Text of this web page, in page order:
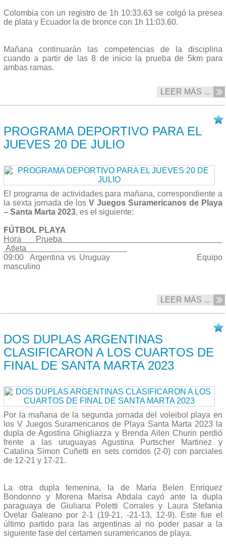
Colombia con un registro de 1h 10:33.63 se colgó la presea
de plata y Ecuador la de bronce con 1h 11:03.60.
Mañana continuarán las competencias de la disciplina
cuando a partir de las 8 de inicio la prueba de 5km para
ambas ramas.
LEER MÁS ...
PROGRAMA DEPORTIVO PARA EL
JUEVES 20 DE JULIO
El programa de actividades para mañana, correspondiente a
la sexta jornada de los V Juegos Suramericanos de Playa
– Santa Marta 2023, es el siguiente:
FÚTBOL PLAYA
Hora Prueba
Atleta
09:00 Argentina vs Uruguay Equipo
masculino
LEER MÁS ...
DOS DUPLAS ARGENTINAS
CLASIFICARON A LOS CUARTOS DE
FINAL DE SANTA MARTA 2023
Por la mañana de la segunda jornada del voleibol playa en
los V Juegos Suramericanos de Playa Santa Marta 2023 la
dupla de Agostina Ghigliazza y Brenda Ailen Churin perdió
frente a las uruguayas Agustina Purtscher Martinez y
Catalina Simon Cuñetti en sets corridos (2-0) con parciales
de 12-21 y 17-21.
La otra dupla femenina, la de Maria Belen Enriquez
Bondonno y Morena Marisa Abdala cayó ante la dupla
paraguaya de Giuliana Poletti Corrales y Laura Stefania
Ovelar Galeano por 2-1 (19-21, -21-13, 12-9). Este fue el
último partido para las argentinas al no poder pasar a la
siguiente fase del certamen suramericanos de playa.